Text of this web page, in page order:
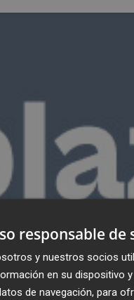
responsable de
y nuestros socios
en su dispositivo
de navegación, para